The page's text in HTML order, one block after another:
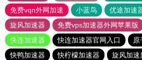
免费vqn外网加速
小蓝鸟 优途加速
旋风加速器
免费vps加速器外网苹果版
快连加速器
快连加速器官网入口
原
快鸭加速器
快柠檬加速器 旋风加速